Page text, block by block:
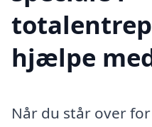
hjælpe
Når du står over